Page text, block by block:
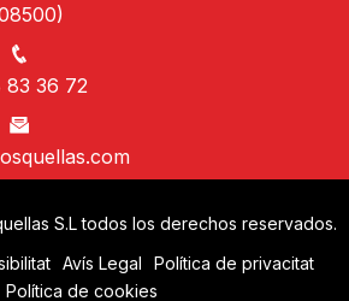
83 36 72
S.L todos los derechos reservados.
Avís Legal
Política de privacitat
Política de cookies